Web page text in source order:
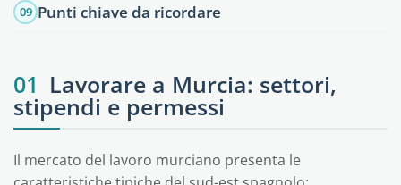
09 Punti chiave da ricordare
01 Lavorare a Murcia: settori,
stipendi e permessi
Il mercato del lavoro murciano presenta le